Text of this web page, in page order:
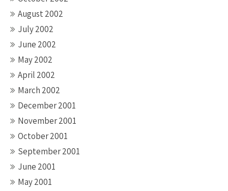
August 2002
July 2002
June 2002
May 2002
April 2002
March 2002
December 2001
November 2001
October 2001
September 2001
June 2001
May 2001